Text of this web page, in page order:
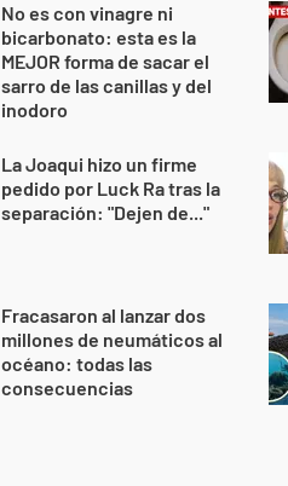
No es con vinagre ni
bicarbonato: esta es la
MEJOR forma de sacar el
sarro de las canillas y del
inodoro
La Joaqui hizo un firme
pedido por Luck Ra tras la
separación: "Dejen de..."
Fracasaron al lanzar dos
millones de neumáticos al
océano: todas las
consecuencias